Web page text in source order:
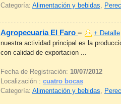
Categoría: Alimentación y bebidas,
Agropecuaria El Faro –
+ Detalle
nuestra actividad principal es la
con calidad de exportacion ...
Fecha de Registración: 10/07/2012
Localización : cuatro bocas
Categoría: Alimentación y bebidas,